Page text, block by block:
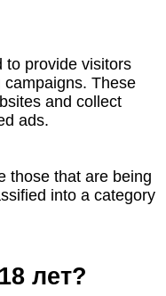
to provide visitors
These
and collect
ads.
those that are being
into a category
лет?